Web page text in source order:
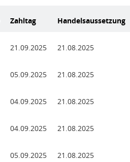
Zahltag Handelsaussetzung
21.09.2025 21.08.2025
05.09.2025 21.08.2025
04.09.2025 21.08.2025
04.09.2025 21.08.2025
05.09.2025 21.08.2025